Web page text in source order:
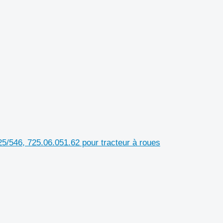
546, 725.06.051.62 pour tracteur à roues